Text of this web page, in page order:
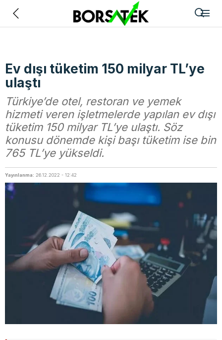
Ev dışı tüketim 150 milyar TL’ye
ulaştı
Türkiye’de otel, restoran ve yemek
hizmeti veren işletmelerde yapılan ev dışı
tüketim 150 milyar TL’ye ulaştı. Söz
konusu dönemde kişi başı tüketim ise bin
765 TL’ye yükseldi.
Yayınlanma: 26.12.2022 - 12:42